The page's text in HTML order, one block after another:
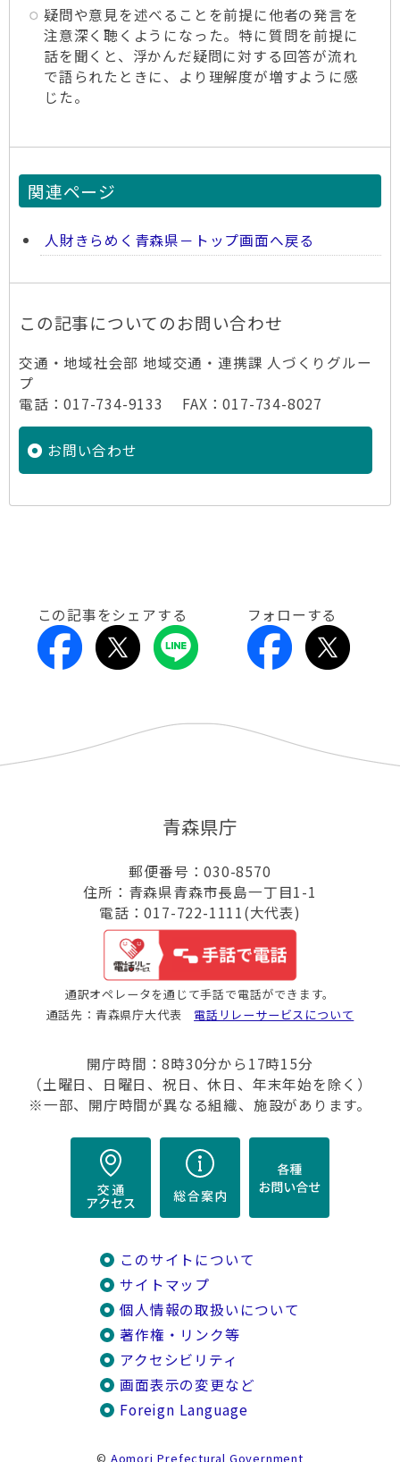
疑問や意見を述べることを前提に他者の発言を
注意深く聴くようになった。特に質問を前提に
話を聞くと、浮かんだ疑問に対する回答が流れ
で語られたときに、より理解度が増すように感
じた。
関連ページ
人財きらめく青森県－トップ画面へ戻る
この記事についてのお問い合わせ
交通・地域社会部 地域交通・連携課 人づくりグルー
プ
電話：017-734-9133 FAX：017-734-8027
お問い合わせ
この記事をシェアする フォローする
青森県庁
郵便番号：030-8570
住所：青森県青森市長島一丁目1-1
電話：017-722-1111(大代表)
通訳オペレータを通じて手話で電話ができます。
通話先：青森県庁大代表 電話リレーサービスについて
開庁時間：8時30分から17時15分
（土曜日、日曜日、祝日、休日、年末年始を除く）
※一部、開庁時間が異なる組織、施設があります。
このサイトについて
サイトマップ
個人情報の取扱いについて
著作権・リンク等
アクセシビリティ
画面表示の変更など
Foreign Language
© Aomori Prefectural Government